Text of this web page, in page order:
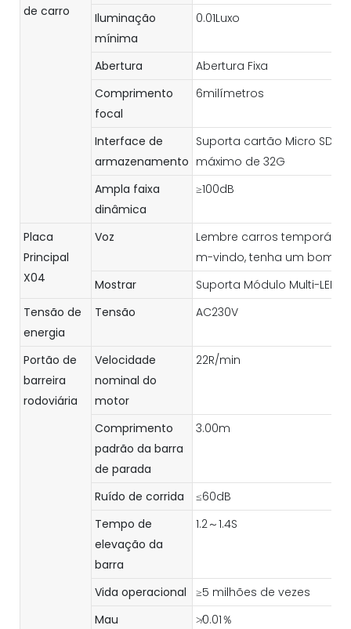
de carro
Iluminação
mínima
0.01Luxo
Abertura
Abertura Fixa
Comprimento
focal
6milímetros
Interface de
armazenamento
Suporta cartão Micro SD
máximo de 32G
Ampla faixa
dinâmica
≥100dB
Placa
Principal
X04
Voz
Lembre carros
m-vindo, tenha um bom
Mostrar
Suporta Módulo Multi-LED
Tensão de
energia
Tensão AC230V
Portão de
barreira
rodoviária
Velocidade
nominal do
motor
22R/min
Comprimento
padrão da barra
de parada
3.00m
Ruído de corrida
≤60dB
Tempo de
elevação da
barra
1.2～1.4S
Vida operacional
≥5 milhões de vezes
Mau
≯0.01％